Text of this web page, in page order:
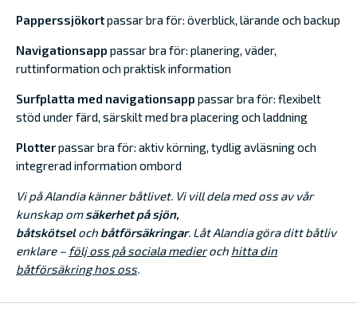
Papperssjökortpassar bra för: överblick, lärande och backup
Navigationsapp passar bra för: planering, väder,
ruttinformation och praktisk information
Surfplatta med navigationsapp passar bra för: flexibelt
stöd under färd, särskilt med bra placering och laddning
Plotterpassar bra för: aktiv körning, tydlig avläsning och
integrerad information ombord
Vi på Alandia känner båtlivet. Vi vill dela med oss av vår
kunskap omsäkerhet på sjön,
båtskötseloch båtförsäkringar. Låt Alandia göra ditt båtliv
enklare – följ oss på sociala medieroch hitta din
båtförsäkring hos oss.